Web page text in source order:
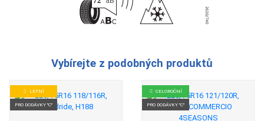
Vybírejte z podobných produktů
LETNÍ
PRO DODÁVKY "C"
CELOROČNÍ
PRO DODÁVKY "C"